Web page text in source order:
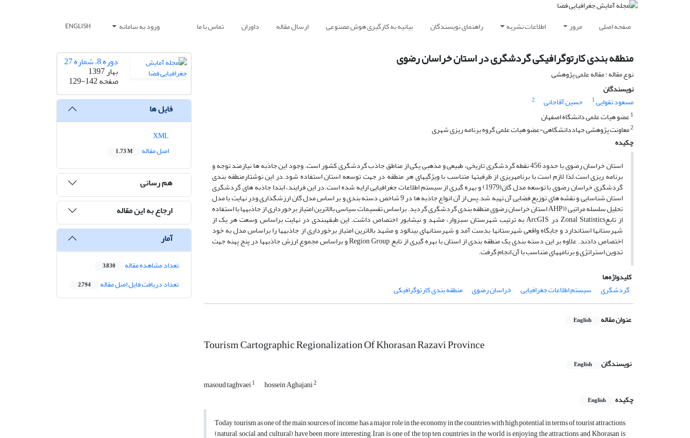
صفحه اصلی مرور اطلاعات نشریه راهنمای نویسندگان بیانیه به کارگیری هوش مصنوعی ارسال مقاله داوران تماس با ما ورود به سامانه ENGLISH
منطقه بندی کارتوگرافیکی گردشگری در استان خراسان رضوی
نوع مقاله : مقاله علمی پژوهشی
نویسندگان
مسعود تقوایی1 حسین آقاجانی
2
1عضو هیات علمی دانشگاه اصفهان
2معاونت پژوهشی جهاددانشگاهی-عضو هیات علمی گروه برنامه ریزی شهری
چکیده
استان خراسان رضوی با حدود 456 نقطه گردشگری تاریخی، طبیعی و مذهبی یکی از مناطق جاذب گردشگری کشور است. وجود این جاذبه ها نیازمند توجه و
برنامه ریزی است.لذا لازم است با برنامه‏ریزی از ظرفیتها متناسب با ویژگیهای هر منطقه در جهت توسعه استان استفاده شود.در این نوشتارمنطقه بندی
گردشگری خراسان رضوی با توسعه مدل گان(1979) و بهره گیری از سیستم اطلاعات جغرافیایی ارایه شده است.در این فرایند، ابتدا جاذبه های گردشگری
استان شناسایی و نقشه های توزیع فضایی آن تهیه شد.پس از آن انواع جاذبه ها در 9 شاخص دسته بندی و بر اساس مدل گان ارزشگذاری ودر نهایت با مدل
تحلیل سلسله مراتبی ((AHP استان خراسان رضوی منطقه بندی گردشگری گردید. براساس تقسیمات سیاسی بالاترین امتیاز برخورداری از جاذبه‏ها با استفاده
از تابعZonal Statistics در ArcGIS به ترتیب شهرستان سبزوار، مشهد و نیشابور اختصاص داشت. این طبقه‏بندی در نهایت براساس وسعت هر یک از
شهرستان‏ها استاندارد و جایگاه واقعی شهرستانها بدست آمد و شهرستانهای بینالود و مشهد بالاترین امتیاز برخورداری از جاذبه‏ها را براساس مدل به خود
اختصاص دادند. علاوه بر این دسته بندی یک منطقه بندی از استان با بهره گیری از تابع Region Group و براساس مجموع ارزش جاذبه‏ها در پنج پهنه جهت
تدوین استراتژی و برنامه‏های متناسب با آن انجام گرفت.
کلیدواژه‌ها
گردشگری
سیستم اطلاعات جغرافیایی خراسان رضوی منطقه بندی کارتوگرافیکی
عنوان مقاله English
Tourism Cartographic Regionalization Of Khorasan Razavi Province
نویسندگان English
masoud taghvaei1 hossein Aghajani2
چکیده English
Today, tourism as one of the main sources of income, has a major role in the economy in the countries with high potential in terms of tourist attractions
(natural, social and cultural) have been more interesting.Iran is one of the top ten countries in the world is enjoying the attractions and Khorasan is
دوره 8، شماره 27
بهار 1397
صفحه129-142
فایل ها
اصل مقاله
1.73 M
هم رسانی
ارجاع به این مقاله
آمار
تعداد مشاهده مقاله 3,830
تعداد دریافت فایل اصل مقاله 2,794